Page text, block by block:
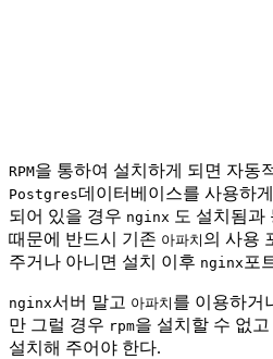
RPM을 통하여 설치하게 되면 자동
Postgres데이터베이스를 사용하
되어 있을 경우 nginx 도 설치됨과
때문에 반드시 기존 아파치 의 사용
주거나 아니면 설치 이후 nginx 포
nginx서버 말고 아파치 를 이용하거
만 그럴 경우 rpm을 설치할 수 없
설치해 주어야 한다.